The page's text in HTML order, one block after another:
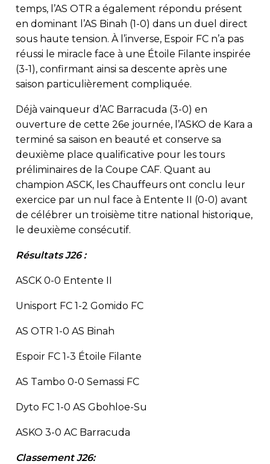
temps, l’AS OTR a également répondu présent
en dominant l’AS Binah (1-0) dans un duel direct
sous haute tension. À l’inverse, Espoir FC n’a pas
réussi le miracle face à une Étoile Filante inspirée
(3-1), confirmant ainsi sa descente après une
saison particulièrement compliquée.
Déjà vainqueur d’AC Barracuda (3-0) en
ouverture de cette 26e journée, l’ASKO de Kara a
terminé sa saison en beauté et conserve sa
deuxième place qualificative pour les tours
préliminaires de la Coupe CAF. Quant au
champion ASCK, les Chauffeurs ont conclu leur
exercice par un nul face à Entente II (0-0) avant
de célébrer un troisième titre national historique,
le deuxième consécutif.
Résultats J26 :
ASCK 0-0 Entente II
Unisport FC 1-2 Gomido FC
AS OTR 1-0 AS Binah
Espoir FC 1-3 Étoile Filante
AS Tambo 0-0 Semassi FC
Dyto FC 1-0 AS Gbohloe-Su
ASKO 3-0 AC Barracuda
Classement J26: